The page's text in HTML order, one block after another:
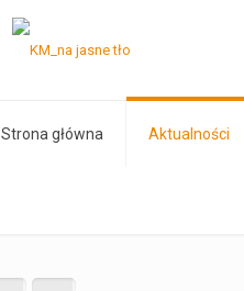
Strona główna Aktualności